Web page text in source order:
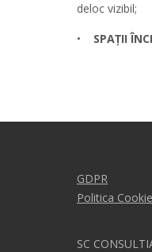
deloc vizibil;
• SPAȚII
GDPR
Politica
SC